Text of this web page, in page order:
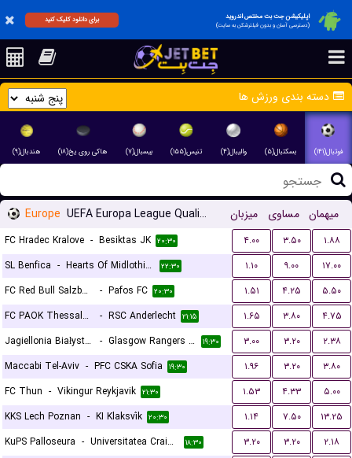
اپلیکیشن جت بت مختص اندروید
(دسترسی آسان و بدون فیلترشکن به سایت)
برای دانلود کلیک کنید
دسته بندی ورزش ها
فوتبال(۱۴۱) بسکتبال(۵) والیبال(۴) تنیس(۱۵۵) بیسبال(۷) هاکی روی یخ(۱۸) هندبال(۹)
Europe UEFA Europa League Qualification میزبان مساوی میهمان
FC Hradec Kralove - Besiktas JK ۲۰:۳۰ ۴.۰۰ ۳.۵۰
۱.۸۸
SL Benfica - Hearts Of Midlothian FC ۲۲:۳۰ ۱.۱۰ ۹.۰۰
۱۷.۰۰
FC Red Bull Salzburg
- Pafos FC ۲۰:۳۰ ۱.۵۱ ۴.۲۵
۵.۵۰
FC PAOK Thessaloniki
- RSC Anderlecht ۲۱:۱۵ ۱.۶۵ ۳.۸۰
۴.۷۵
Jagiellonia Białystok
- Glasgow Rangers FC ۱۹:۳۰ ۳.۰۰ ۳.۲۰
۲.۳۸
Maccabi Tel-Aviv - PFC CSKA Sofia ۱۹:۳۰ ۱.۹۶ ۳.۲۰
۳.۸۰
FC Thun - Vikingur Reykjavik ۲۱:۳۰ ۱.۵۳ ۴.۳۳
۵.۰۰
KKS Lech Poznan - KI Klaksvík ۲۰:۳۰ ۱.۱۴ ۷.۵۰
۱۳.۲۵
KuPS Palloseura - Universitatea Craiova ۱۸:۳۰ ۳.۲۰ ۳.۲۰
۲.۱۸